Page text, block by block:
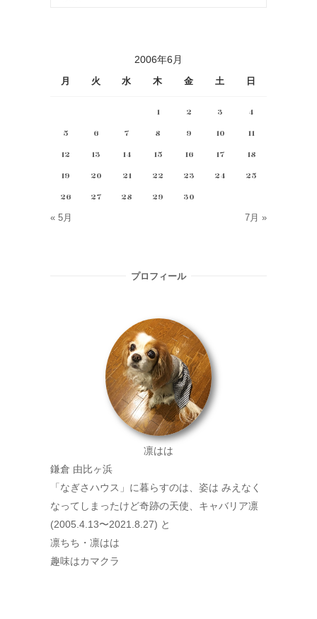
2006年6月
月 火 水 木 金 土 日
1 2 3
4
5
6 7 8 9 10
11
12
13 14 15 16 17
18
19
20 21 22 23 24
25
26
27 28 29 30
« 5月 7月 »
プロフィール
凛はは
鎌倉 由比ヶ浜
「なぎさハウス」に暮らすのは、姿は みえなく
なってしまったけど奇跡の天使、キャバリア凛
(2005.4.13〜2021.8.27) と
凛ちち・凛はは
趣味はカマクラ